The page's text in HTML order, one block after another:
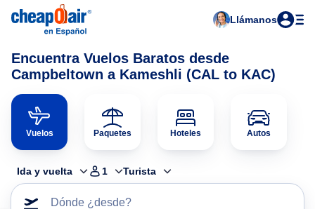
Llámanos
Encuentra Vuelos Baratos desde
Campbeltown a Kameshli (CAL to KAC)
Vuelos Paquetes Hoteles Autos
Ida y vuelta 1 Turista
Dónde ¿desde?